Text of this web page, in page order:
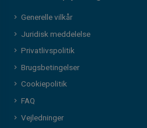
Generelle vilkår
Juridisk meddelelse
Privatlivspolitik
Brugsbetingelser
Cookiepolitik
FAQ
Vejledninger